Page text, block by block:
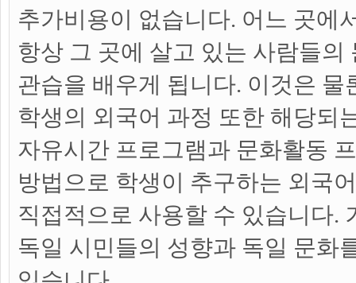
추가비용이 없습니다. 어느 곳에
항상 그 곳에 살고 있는 사람들의
관습을 배우게 됩니다. 이것은 물
학생의 외국어 과정 또한 해당되
자유시간 프로그램과 문화활동
방법으로 학생이 추구하는 외국
직접적으로 사용할 수 있습니다.
독일 시민들의 성향과 독일 문화